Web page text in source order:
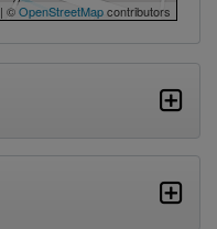
| ©OpenStreetMapcontributors